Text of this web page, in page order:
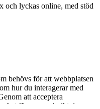
och lyckas online, med stöd
behövs för att webbplatsen
hur du interagerar med
att acceptera
för annonsinriktning,